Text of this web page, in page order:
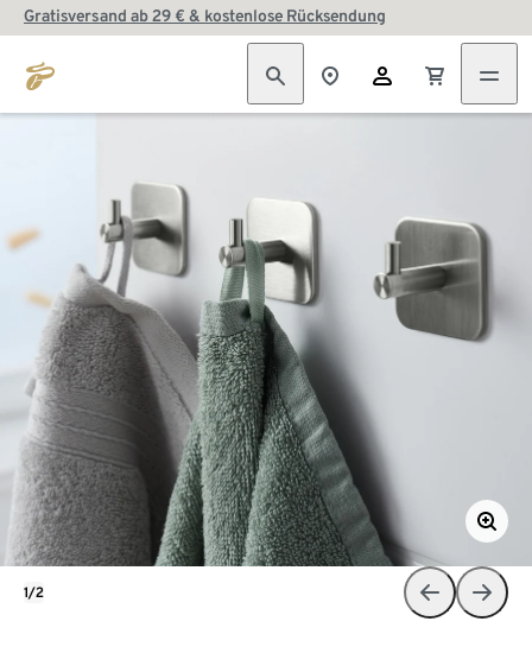
Gratisversand ab 29 € & kostenlose Rücksendung
1/2